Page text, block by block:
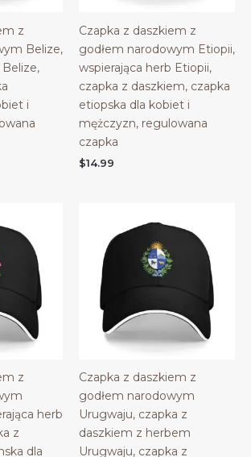
z
Belize,
i
Czapka z daszkiem z
godłem narodowym Etiopii,
wspierająca herb Etiopii,
czapka z daszkiem, czapka
etiopska dla kobiet i
mężczyzn, regulowana
czapka
$14.99
z
herb
z
dla
Czapka z daszkiem z
godłem narodowym
Urugwaju, czapka z
daszkiem z herbem
Urugwaju, czapka z